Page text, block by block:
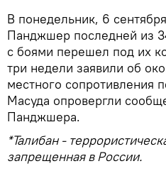
В понедельник, 6
Панджшер последней из
с боями перешел под их
три недели заявили об
местного сопротивления
Масуда опровергли
Панджшера.
*Талибан -
запрещенная в России.